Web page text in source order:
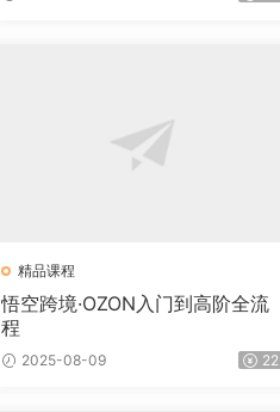
精品课程
悟空跨境·OZON入门到高阶全流
程
2025-08-09 22